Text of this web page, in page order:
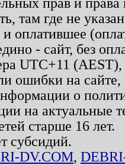
там где не
и оплатившее
- сайт, без
UTC+11
ошибки на
о
на актуальные
старше 16 лет.
субсидий.
DV.COM,